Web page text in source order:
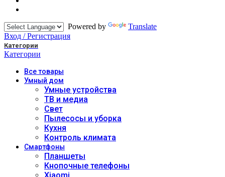
Powered by
Translate
Вход / Регистрация
Категории
Категории
Всетовары
Умный дом
Умные устройства
ТВ и медиа
Свет
Пылесосы и уборка
Кухня
Контроль климата
Смартфоны
Планшеты
Кнопочные телефоны